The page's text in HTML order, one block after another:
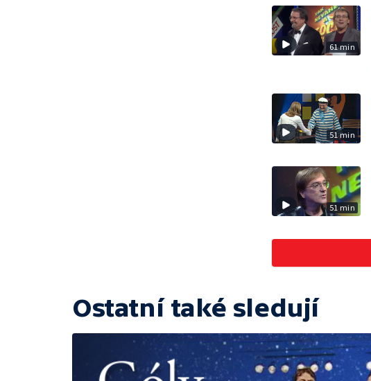
61 min
51 min
51 min
Ostatní také sledují